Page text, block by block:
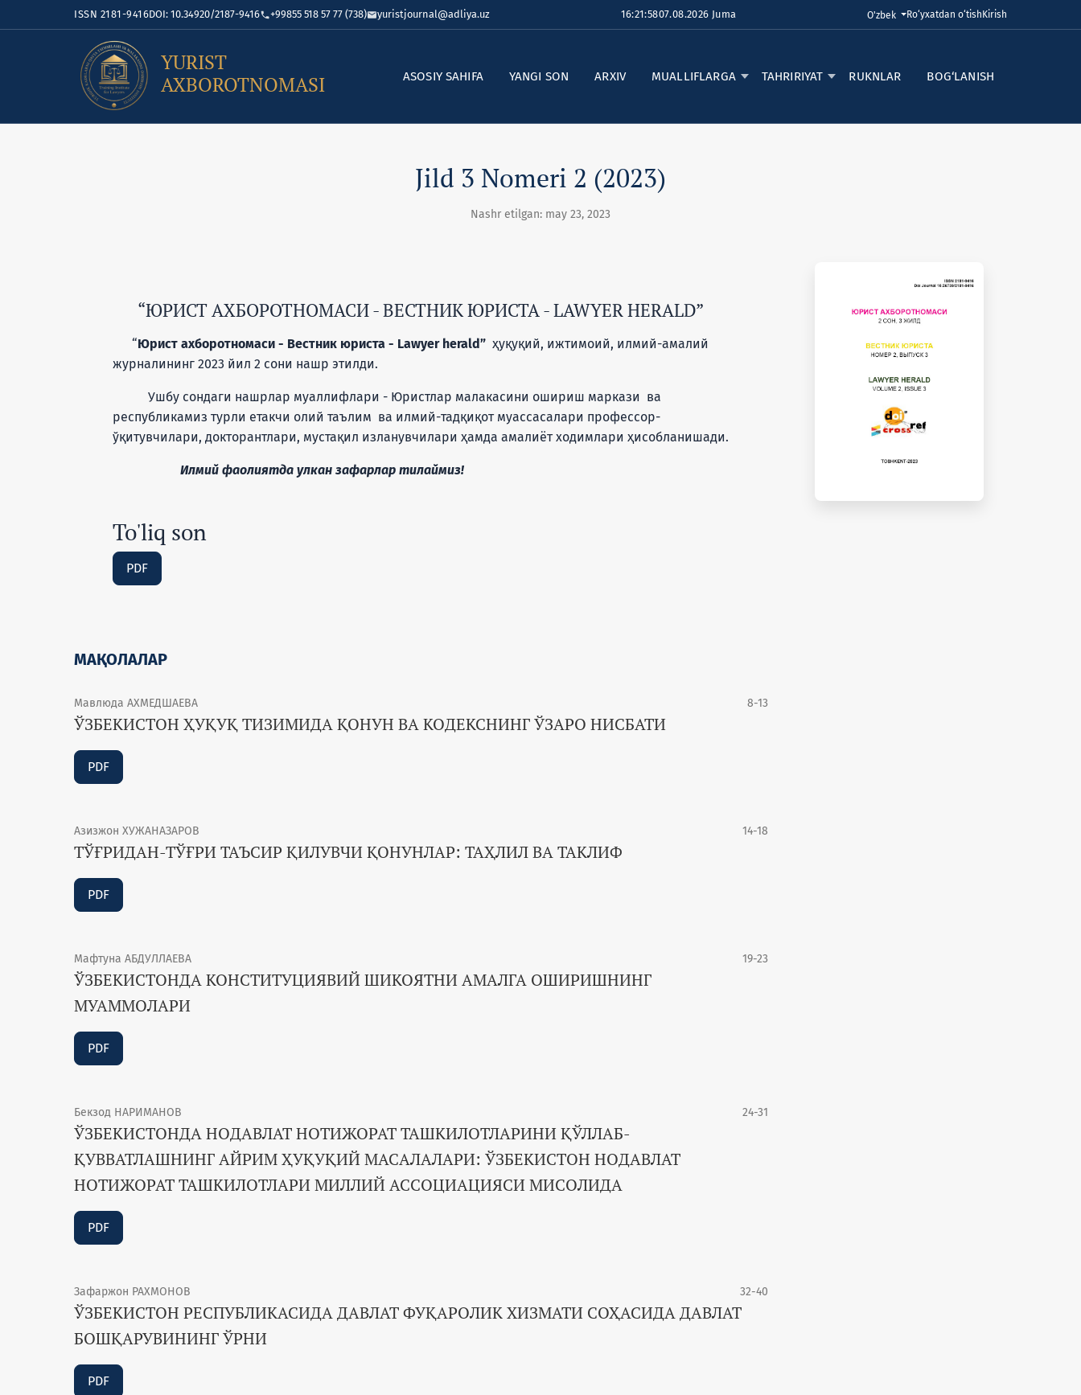
ISSN 2181-9416DOI: 10.34920/2187-9416 +99855 518 57 77 (738) yuristjournal@adliya.uz 16:21:5907.08.2026 Juma Tilni o'zgartirish. Joriy til:
O'zbek Ro‘yxatdan o‘tishKirish
YURIST
AXBOROTNOMASI
ASOSIY SAHIFA YANGI SON ARXIV MUALLIFLARGA TAHRIRIYAT RUKNLAR BOG‘LANISH
Jild 3 Nomeri 2 (2023)
Nashr etilgan: may 23, 2023
“ЮРИСТ АХБОРОТНОМАСИ - ВЕСТНИК ЮРИСТА - LAWYER HERALD”
“Юрист ахборотномаси - Вестник юриста - Lawyer herald” ҳуқуқий, ижтимоий, илмий-амалий
журналининг 2023 йил 2 сони нашр этилди.
Ушбу сондаги нашрлар муаллифлари - Юристлар малакасини ошириш маркази ва
республикамиз турли етакчи олий таълим ва илмий-тадқиқот муассасалари профессор-
ўқитувчилари, докторантлари, мустақил изланувчилари ҳамда амалиёт ходимлари ҳисобланишади.
Илмий фаолиятда улкан зафарлар тилаймиз!
To'liq son
PDF
МАҚОЛАЛАР
Мавлюда АХМЕДШАЕВА 8-13
ЎЗБЕКИСТОН ҲУҚУҚ ТИЗИМИДА ҚОНУН ВА КОДЕКСНИНГ ЎЗАРО НИСБАТИ
PDF
Азизжон ХУЖАНАЗАРОВ 14-18
ТЎҒРИДАН-ТЎҒРИ ТАЪСИР ҚИЛУВЧИ ҚОНУНЛАР: ТАҲЛИЛ ВА ТАКЛИФ
PDF
Мафтуна АБДУЛЛАЕВА 19-23
ЎЗБЕКИСТОНДА КОНСТИТУЦИЯВИЙ ШИКОЯТНИ АМАЛГА ОШИРИШНИНГ
МУАММОЛАРИ
PDF
Бекзод НАРИМАНОВ 24-31
ЎЗБЕКИСТОНДА НОДАВЛАТ НОТИЖОРАТ ТАШКИЛОТЛАРИНИ ҚЎЛЛАБ-
ҚУВВАТЛАШНИНГ АЙРИМ ҲУҚУҚИЙ МАСАЛАЛАРИ: ЎЗБЕКИСТОН НОДАВЛАТ
НОТИЖОРАТ ТАШКИЛОТЛАРИ МИЛЛИЙ АССОЦИАЦИЯСИ МИСОЛИДА
PDF
Зафаржон РАХМОНОВ 32-40
ЎЗБЕКИСТОН РЕСПУБЛИКАСИДА ДАВЛАТ ФУҚАРОЛИК ХИЗМАТИ СОҲАСИДА ДАВЛАТ
БОШҚАРУВИНИНГ ЎРНИ
PDF